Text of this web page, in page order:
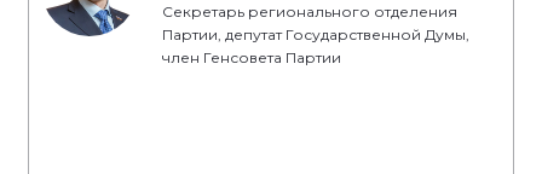
Секретарь регионального отделения
Партии, депутат Государственной Думы,
член Генсовета Партии